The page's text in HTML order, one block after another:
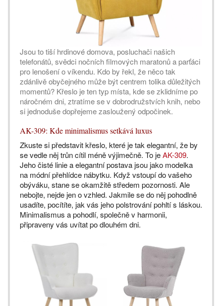
Jsou to tiší hrdinové domova, posluchači našich
telefonátů, svědci nočních filmových maratonů a parťáci
pro lenošení o víkendu. Kdo by řekl, že něco tak
zdánlivě obyčejného může být centrem tolika důležitých
momentů? Křeslo je ten typ místa, kde se zklidníme po
náročném dni, ztratíme se v dobrodružstvích knih, nebo
si jednoduše dopřejeme zasloužený odpočinek.
AK-309: Kde minimalismus setkává luxus
Zkuste si představit křeslo, které je tak elegantní, že by
se vedle něj trůn cítil méně výjimečně. To jeAK-309.
Jeho čisté linie a elegantní postava jsou jako modelka
na módní přehlídce nábytku. Když vstoupí do vašeho
obýváku, stane se okamžitě středem pozornosti. Ale
nebojte, nejde jen o vzhled. Jakmile se do něj pohodlně
usadíte, pocítíte, jak vás jeho polstrování pohltí s láskou.
Minimalismus a pohodlí, společně v harmonii,
připraveny vás uvítat po dlouhém dni.